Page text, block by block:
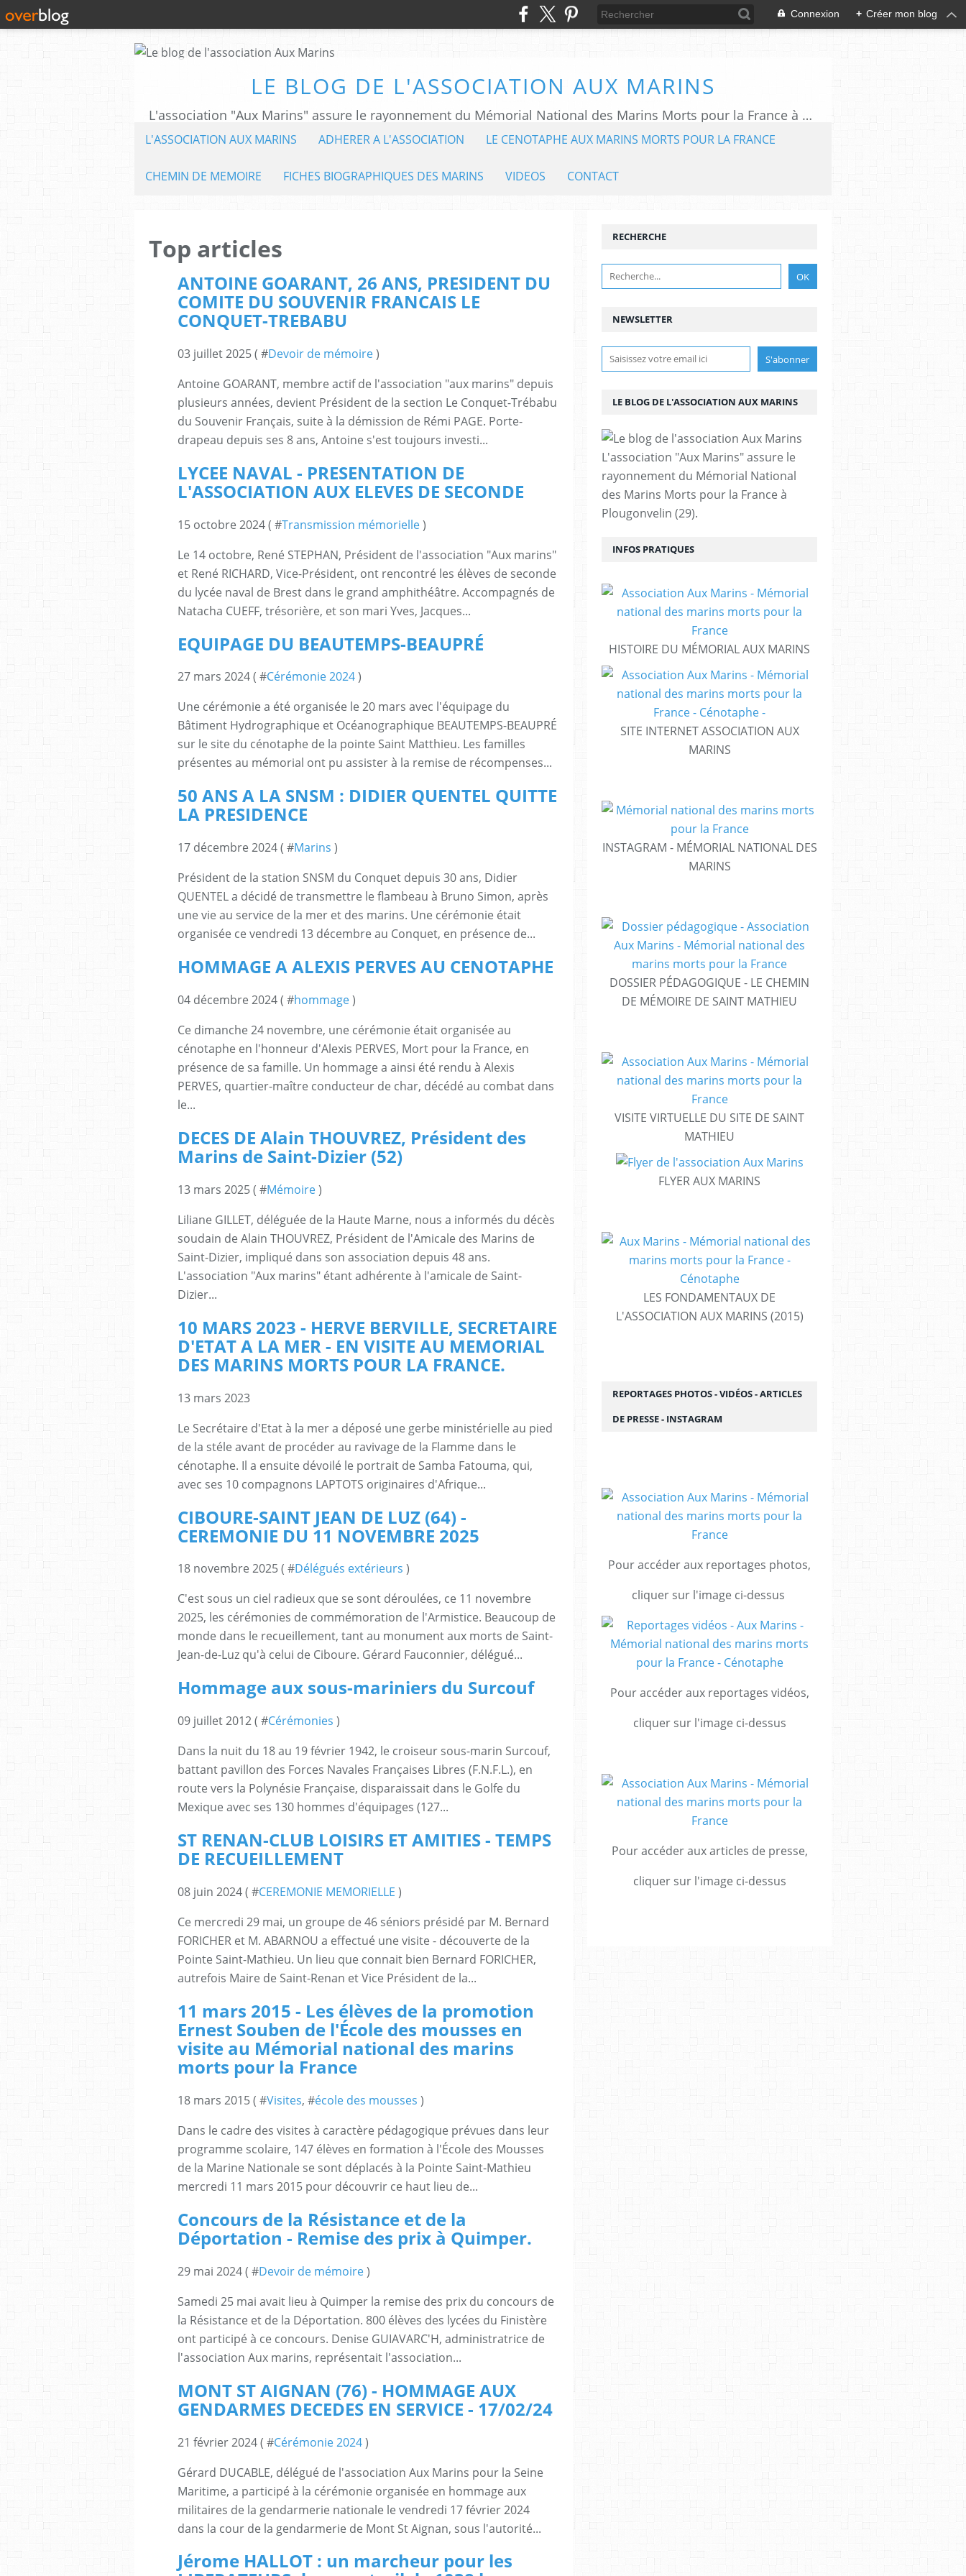
Connexion + Créer mon blog
LE BLOG DE L'ASSOCIATION AUX MARINS
L'association "Aux Marins" assure le rayonnement du Mémorial National des Marins Morts pour la France à Plougonvelin (29).
L'ASSOCIATION AUX MARINS ADHERER A L'ASSOCIATION LE CENOTAPHE AUX MARINS MORTS POUR LA FRANCE
CHEMIN DE MEMOIRE FICHES BIOGRAPHIQUES DES MARINS VIDEOS CONTACT
Top articles
ANTOINE GOARANT, 26 ANS, PRESIDENT DU
COMITE DU SOUVENIR FRANCAIS LE
CONQUET-TREBABU
03 juillet 2025 ( #Devoir de mémoire)
Antoine GOARANT, membre actif de l'association "aux marins" depuis
plusieurs années, devient Président de la section Le Conquet-Trébabu
du Souvenir Français, suite à la démission de Rémi PAGE. Porte-
drapeau depuis ses 8 ans, Antoine s'est toujours investi...
LYCEE NAVAL - PRESENTATION DE
L'ASSOCIATION AUX ELEVES DE SECONDE
15 octobre 2024 ( #Transmission mémorielle)
Le 14 octobre, René STEPHAN, Président de l'association "Aux marins"
et René RICHARD, Vice-Président, ont rencontré les élèves de seconde
du lycée naval de Brest dans le grand amphithéâtre. Accompagnés de
Natacha CUEFF, trésorière, et son mari Yves, Jacques...
EQUIPAGE DU BEAUTEMPS-BEAUPRÉ
27 mars 2024 ( #Cérémonie 2024)
Une cérémonie a été organisée le 20 mars avec l'équipage du
Bâtiment Hydrographique et Océanographique BEAUTEMPS-BEAUPRÉ
sur le site du cénotaphe de la pointe Saint Matthieu. Les familles
présentes au mémorial ont pu assister à la remise de récompenses...
50 ANS A LA SNSM : DIDIER QUENTEL QUITTE
LA PRESIDENCE
17 décembre 2024 ( #Marins )
Président de la station SNSM du Conquet depuis 30 ans, Didier
QUENTEL a décidé de transmettre le flambeau à Bruno Simon, après
une vie au service de la mer et des marins. Une cérémonie était
organisée ce vendredi 13 décembre au Conquet, en présence de...
HOMMAGE A ALEXIS PERVES AU CENOTAPHE
04 décembre 2024 ( #hommage)
Ce dimanche 24 novembre, une cérémonie était organisée au
cénotaphe en l'honneur d'Alexis PERVES, Mort pour la France, en
présence de sa famille. Un hommage a ainsi été rendu à Alexis
PERVES, quartier-maître conducteur de char, décédé au combat dans
le...
DECES DE Alain THOUVREZ, Président des
Marins de Saint-Dizier (52)
13 mars 2025 ( #Mémoire)
Liliane GILLET, déléguée de la Haute Marne, nous a informés du décès
soudain de Alain THOUVREZ, Président de l'Amicale des Marins de
Saint-Dizier, impliqué dans son association depuis 48 ans.
L'association "Aux marins" étant adhérente à l'amicale de Saint-
Dizier...
10 MARS 2023 - HERVE BERVILLE, SECRETAIRE
D'ETAT A LA MER - EN VISITE AU MEMORIAL
DES MARINS MORTS POUR LA FRANCE.
13 mars 2023
Le Secrétaire d'Etat à la mer a déposé une gerbe ministérielle au pied
de la stéle avant de procéder au ravivage de la Flamme dans le
cénotaphe. Il a ensuite dévoilé le portrait de Samba Fatouma, qui,
avec ses 10 compagnons LAPTOTS originaires d'Afrique...
CIBOURE-SAINT JEAN DE LUZ (64) -
CEREMONIE DU 11 NOVEMBRE 2025
18 novembre 2025 ( #Délégués extérieurs )
C'est sous un ciel radieux que se sont déroulées, ce 11 novembre
2025, les cérémonies de commémoration de l'Armistice. Beaucoup de
monde dans le recueillement, tant au monument aux morts de Saint-
Jean-de-Luz qu'à celui de Ciboure. Gérard Fauconnier, délégué...
Hommage aux sous-mariniers du Surcouf
09 juillet 2012 ( #Cérémonies )
Dans la nuit du 18 au 19 février 1942, le croiseur sous-marin Surcouf,
battant pavillon des Forces Navales Françaises Libres (F.N.F.L.), en
route vers la Polynésie Française, disparaissait dans le Golfe du
Mexique avec ses 130 hommes d'équipages (127...
ST RENAN-CLUB LOISIRS ET AMITIES - TEMPS
DE RECUEILLEMENT
08 juin 2024 ( #CEREMONIE MEMORIELLE )
Ce mercredi 29 mai, un groupe de 46 séniors présidé par M. Bernard
FORICHER et M. ABARNOU a effectué une visite - découverte de la
Pointe Saint-Mathieu. Un lieu que connait bien Bernard FORICHER,
autrefois Maire de Saint-Renan et Vice Président de la...
11 mars 2015 - Les élèves de la promotion
Ernest Souben de l'École des mousses en
visite au Mémorial national des marins
morts pour la France
18 mars 2015 ( #Visites, #école des mousses )
Dans le cadre des visites à caractère pédagogique prévues dans leur
programme scolaire, 147 élèves en formation à l'École des Mousses
de la Marine Nationale se sont déplacés à la Pointe Saint-Mathieu
mercredi 11 mars 2015 pour découvrir ce haut lieu de...
Concours de la Résistance et de la
Déportation - Remise des prix à Quimper.
29 mai 2024 ( #Devoir de mémoire)
Samedi 25 mai avait lieu à Quimper la remise des prix du concours de
la Résistance et de la Déportation. 800 élèves des lycées du Finistère
ont participé à ce concours. Denise GUIAVARC'H, administratrice de
l'association Aux marins, représentait l'association...
MONT ST AIGNAN (76) - HOMMAGE AUX
GENDARMES DECEDES EN SERVICE - 17/02/24
21 février 2024 ( #Cérémonie 2024)
Gérard DUCABLE, délégué de l'association Aux Marins pour la Seine
Maritime, a participé à la cérémonie organisée en hommage aux
militaires de la gendarmerie nationale le vendredi 17 février 2024
dans la cour de la gendarmerie de Mont St Aignan, sous l'autorité...
Jérome HALLOT : un marcheur pour les
NEWSLETTER
RECHERCHE
LE BLOG DE L'ASSOCIATION AUX MARINS
L'association "Aux Marins" assure le
rayonnement du Mémorial National
des Marins Morts pour la France à
Plougonvelin (29).
INFOS PRATIQUES
HISTOIRE DU MÉMORIAL AUX MARINS
SITE INTERNET ASSOCIATION AUX
MARINS
INSTAGRAM - MÉMORIAL NATIONAL DES
MARINS
DOSSIER PÉDAGOGIQUE - LE CHEMIN
DE MÉMOIRE DE SAINT MATHIEU
VISITE VIRTUELLE DU SITE DE SAINT
MATHIEU
FLYER AUX MARINS
LES FONDAMENTAUX DE
L'ASSOCIATION AUX MARINS (2015)
REPORTAGES PHOTOS - VIDÉOS - ARTICLES
DE PRESSE - INSTAGRAM
Pour accéder aux reportages photos,
cliquer sur l'image ci-dessus
Pour accéder aux reportages vidéos,
cliquer sur l'image ci-dessus
Pour accéder aux articles de presse,
cliquer sur l'image ci-dessus